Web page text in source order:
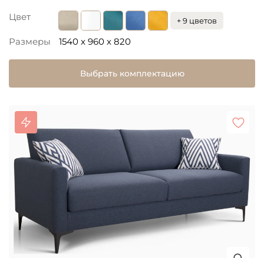
Цвет + 9 цветов
Размеры 1540 x 960 x 820
Выбрать комплектацию